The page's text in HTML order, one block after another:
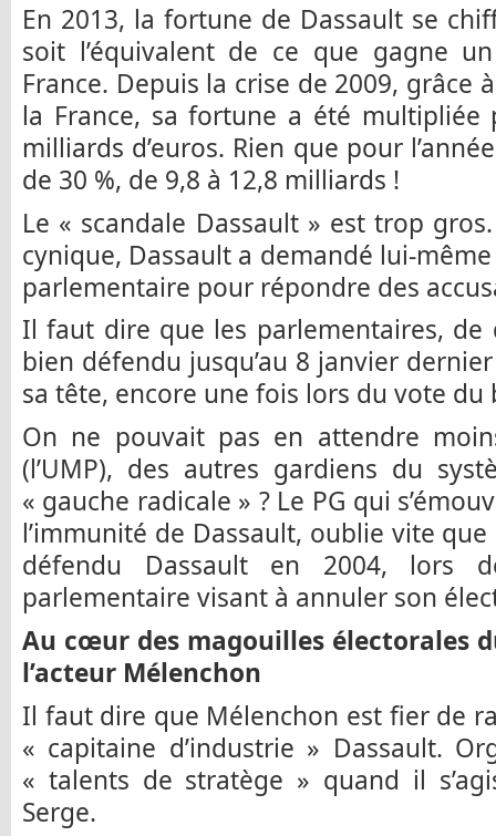
En 2013, la fortune de Dassault se
soit l’équivalent de ce que gagne
France. Depuis la crise de 2009, grâce
la France, sa fortune a été
milliards d’euros. Rien que pour
de 30 %, de 9,8 à 12,8 milliards !
Le « scandale Dassault » est trop
cynique, Dassault a demandé lui-
parlementaire pour répondre des
Il faut dire que les parlementaires, de
bien défendu jusqu’au 8 janvier
sa tête, encore une fois lors du vote du
On ne pouvait pas en attendre
(l’UMP), des autres gardiens du
« gauche radicale » ? Le PG qui
l’immunité de Dassault, oublie vite
défendu Dassault en 2004, lors
parlementaire visant à annuler son
Au cœur des magouilles électorales
l’acteur Mélenchon
Il faut dire que Mélenchon est fier de
« capitaine d’industrie » Dassault.
« talents de stratège » quand il
Serge.